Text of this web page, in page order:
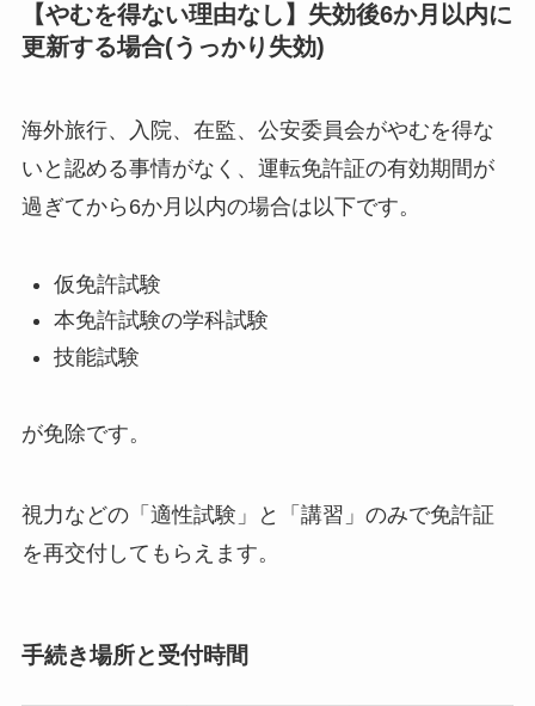
【やむを得ない理由なし】失効後6か月以内に
更新する場合(うっかり失効)
海外旅行、入院、在監、公安委員会がやむを得な
いと認める事情がなく、運転免許証の有効期間が
過ぎてから6か月以内の場合は以下です。
仮免許試験
本免許試験の学科試験
技能試験
が免除です。
視力などの「適性試験」と「講習」のみで免許証
を再交付してもらえます。
手続き場所と受付時間